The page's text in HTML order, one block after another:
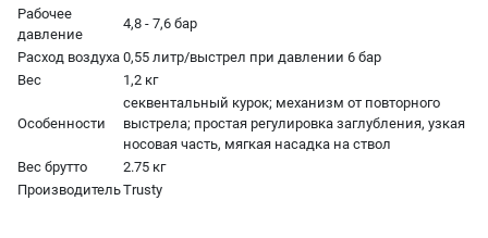
Рабочее
давление
4,8 - 7,6 бар
Расход воздуха 0,55 литр/выстрел при давлении 6 бар
Вес
1,2 кг
Особенности
секвентальный курок; механизм от повторного
выстрела; простая регулировка заглубления, узкая
носовая часть, мягкая насадка на ствол
Вес брутто
2.75 кг
ПроизводительTrusty